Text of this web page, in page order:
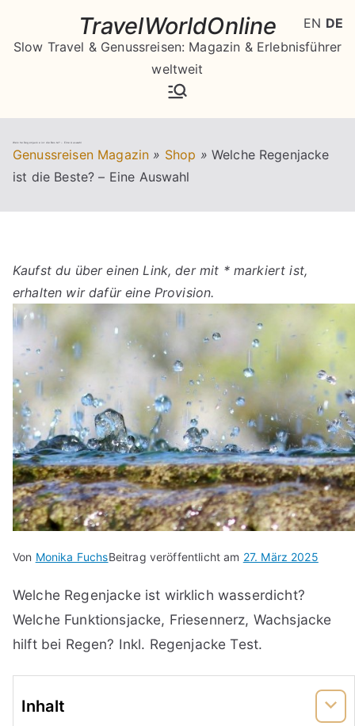
springen
TravelWorldOnline
Slow Travel & Genussreisen: Magazin & Erlebnisführer
weltweit
Welche Regenjacke ist die Beste? – Eine Auswahl
Genussreisen Magazin » Shop » Welche Regenjacke
ist die Beste? – Eine Auswahl
Kaufst du über einen Link, der mit * markiert ist,
erhalten wir dafür eine Provision.
Von Monika FuchsBeitrag veröffentlicht am 27. März 2025
Welche Regenjacke ist wirklich wasserdicht?
Welche Funktionsjacke, Friesennerz, Wachsjacke
hilft bei Regen? Inkl. Regenjacke Test.
Inhalt
EN DE